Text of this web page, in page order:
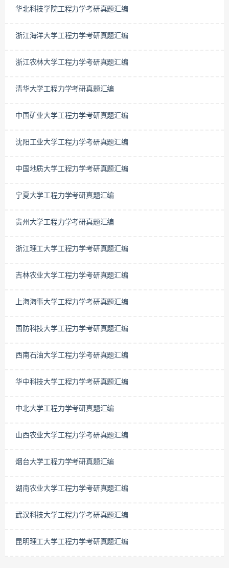
华北科技学院工程力学考研真题汇编
浙江海洋大学工程力学考研真题汇编
浙江农林大学工程力学考研真题汇编
清华大学工程力学考研真题汇编
中国矿业大学工程力学考研真题汇编
沈阳工业大学工程力学考研真题汇编
中国地质大学工程力学考研真题汇编
宁夏大学工程力学考研真题汇编
贵州大学工程力学考研真题汇编
浙江理工大学工程力学考研真题汇编
吉林农业大学工程力学考研真题汇编
上海海事大学工程力学考研真题汇编
国防科技大学工程力学考研真题汇编
西南石油大学工程力学考研真题汇编
华中科技大学工程力学考研真题汇编
中北大学工程力学考研真题汇编
山西农业大学工程力学考研真题汇编
烟台大学工程力学考研真题汇编
湖南农业大学工程力学考研真题汇编
武汉科技大学工程力学考研真题汇编
昆明理工大学工程力学考研真题汇编